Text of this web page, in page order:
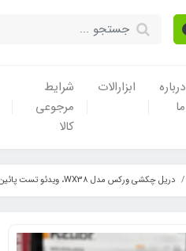
درباره
ما
ابزارالات
شرایط
مرجوعی
کالا
دریل چکشی ورکس مدل WX38، ویدئو تست پائین صفحه